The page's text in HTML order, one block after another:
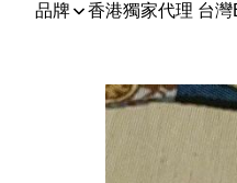
品牌 香港獨家代理 台